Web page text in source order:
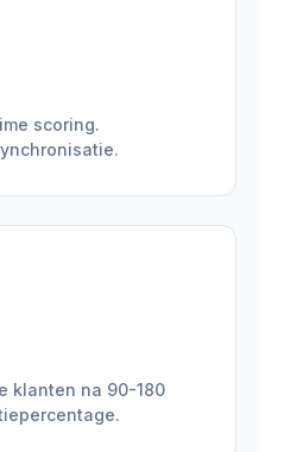
scoring.
klanten na 90-180